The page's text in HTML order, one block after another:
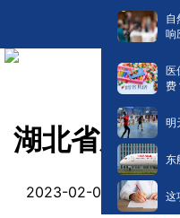
自
响
医
费
明
东
这
湖北省新一
2023-02-08 09:49